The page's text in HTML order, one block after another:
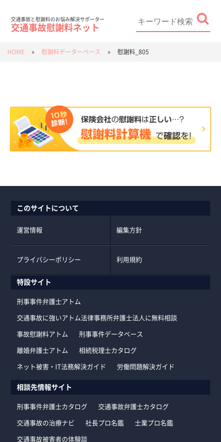
交通事故と慰謝料のお悩み解決サポーター
交通事故慰謝料ネット
HOME » 慰謝料データーベース » 慰謝料_805
このサイトについて
運営情報 編集方針
プライバシーポリシー 利用規約
特設サイト
刑事事件弁護士アトム
交通事故に強いアトム法律事務所弁護士法人に無料相談
事故慰謝料アトム 刑事事件データベース
離婚弁護士アトム 相続税理士カタログ
ネット被害・IT法務解決ガイド 労働問題解決ガイド
相談先情報サイト
刑事事件弁護士カタログ 交通事故弁護士カタログ
交通事故の治療ナビ 社長プロ名鑑 士業プロ名鑑
交通事故被害者の体験談